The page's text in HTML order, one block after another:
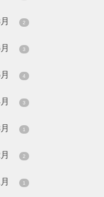
2
3
4
3
1
2
1